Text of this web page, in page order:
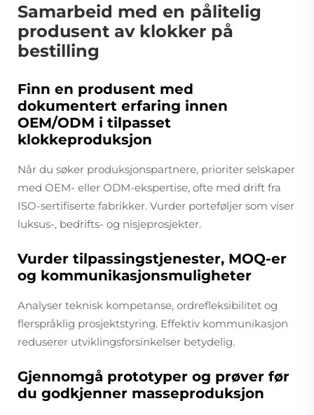
Samarbeid med en pålitelig
produsent av klokker på
bestilling
Finn en produsent med
dokumentert erfaring innen
OEM/ODM i tilpasset
klokkeproduksjon
Når du søker produksjonspartnere, prioriter selskaper
med OEM- eller ODM-ekspertise, ofte med drift fra
ISO-sertifiserte fabrikker. Vurder porteføljer som viser
luksus-, bedrifts- og nisjeprosjekter.
Vurder tilpassingstjenester, MOQ-er
og kommunikasjonsmuligheter
Analyser teknisk kompetanse, ordrefleksibilitet og
flerspråklig prosjektstyring. Effektiv kommunikasjon
reduserer utviklingsforsinkelser betydelig.
Gjennomgå prototyper og prøver før
du godkjenner masseproduksjon